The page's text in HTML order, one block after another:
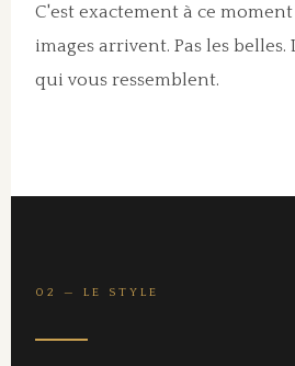
C'est exactement à ce
images arrivent. Pas les belles.
qui vous ressemblent.
02 — LE STYLE